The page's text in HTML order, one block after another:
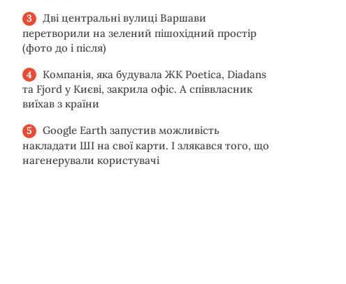
Дві центральні вулиці Варшави
перетворили на зелений пішохідний простір
(фото до і після)
Компанія, яка будувала ЖК Poetica, Diadans
та Fjord у Києві, закрила офіс. А співвласник
виїхав з країни
Google Earth запустив можливість
накладати ШІ на свої карти. І злякався того, що
нагенерували користувачі